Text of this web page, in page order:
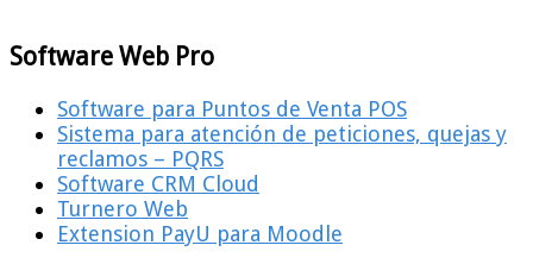
Software Web Pro
Software para Puntos de Venta POS
Sistema para atención de peticiones, quejas y
reclamos – PQRS
Software CRM Cloud
Turnero Web
Extension PayU para Moodle